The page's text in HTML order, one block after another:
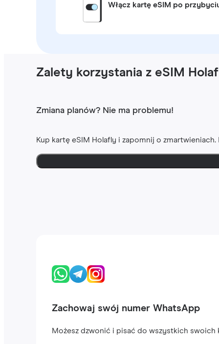
Włącz kartę eSIM po
Zalety korzystania z eSIM
Zmiana planów? Nie ma problemu!
Kup kartę eSIM Holafly i zapomnij o
Zachowaj swój numer WhatsApp
Możesz dzwonić i pisać do wszystkich swoich